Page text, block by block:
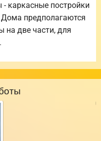
каркасные постройки
предполагаются
на две части, для